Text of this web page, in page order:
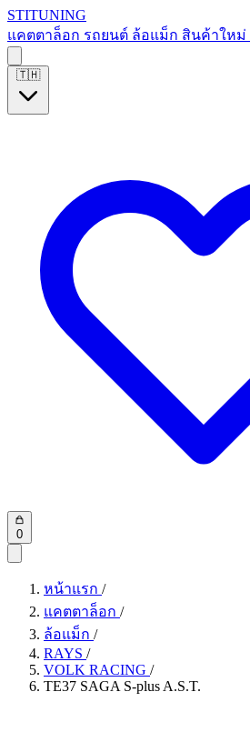
STITUNING
แคตตาล็อก รถยนต์ ล้อแม็ก สินค้าใหม่
🇹🇭
0
หน้าแรก /
แคตตาล็อก /
ล้อแม็ก /
RAYS /
VOLK RACING /
TE37 SAGA S-plus A.S.T.